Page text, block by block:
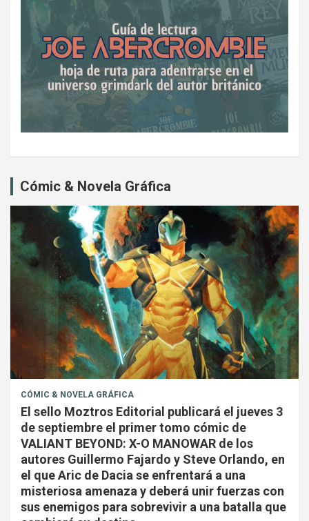
Cómic & Novela Gráfica
CÓMIC & NOVELA GRÁFICA
El sello Moztros Editorial publicará el jueves 3
de septiembre el primer tomo cómic de
VALIANT BEYOND: X-O MANOWAR de los
autores Guillermo Fajardo y Steve Orlando, en
el que Aric de Dacia se enfrentará a una
misteriosa amenaza y deberá unir fuerzas con
sus enemigos para sobrevivir a una batalla que